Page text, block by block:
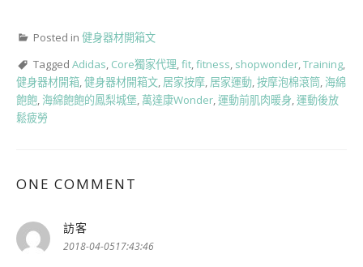
Posted in 健身器材開箱文
Tagged Adidas, Core獨家代理,fit,fitness, shopwonder,Training,
健身器材開箱,健身器材開箱文, 居家按摩, 居家運動,按摩泡棉滾筒, 海綿
飽飽, 海綿飽飽的鳳梨城堡,萬達康Wonder,運動前肌肉暖身,運動後放
鬆疲勞
ONE COMMENT
訪客
示:
2018-04-0517:43:46